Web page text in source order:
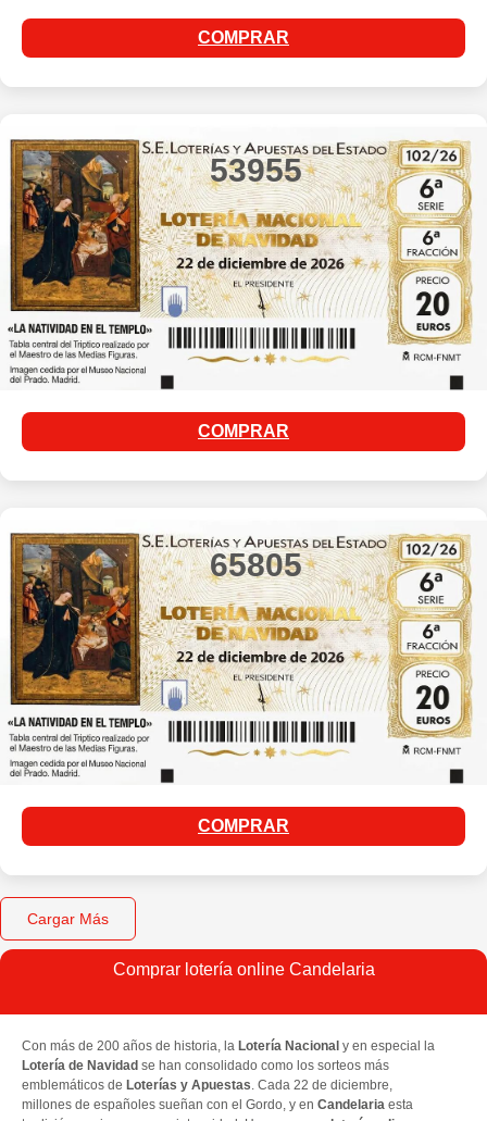
COMPRAR
53955
COMPRAR
65805
COMPRAR
Cargar Más
Comprar lotería online Candelaria
Con más de 200 años de historia, la Lotería Nacional y en especial la
Lotería de Navidad se han consolidado como los sorteos más
emblemáticos de Loterías y Apuestas. Cada 22 de diciembre,
millones de españoles sueñan con el Gordo, y en Candelaria esta